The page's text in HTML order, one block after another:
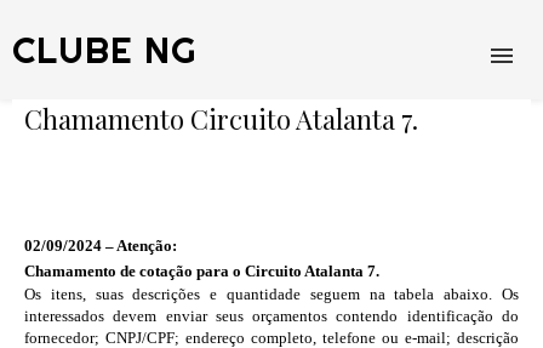
CLUBE NG
Chamamento Circuito Atalanta 7.
02/09/2024 – Atenção:
Chamamento de cotação para o Circuito Atalanta 7.
Os itens, suas descrições e quantidade seguem na tabela abaixo. Os
interessados devem enviar seus orçamentos contendo identificação do
fornecedor; CNPJ/CPF; endereço completo, telefone ou e-mail; descrição